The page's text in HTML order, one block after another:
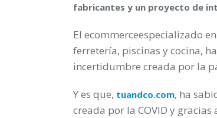
fabricantes y un proyecto de
El ecommerceespecializado
ferretería, piscinas y cocina,
incertidumbre creada por la
Y es que, tuandco.com, ha
creada por la COVID y